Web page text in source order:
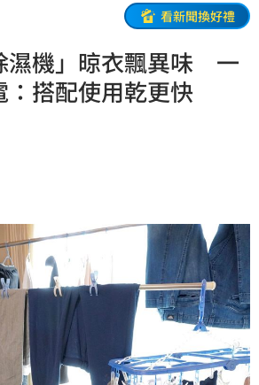
看新聞換好禮
濕機」晾衣飄異味 一
搭配使用乾更快